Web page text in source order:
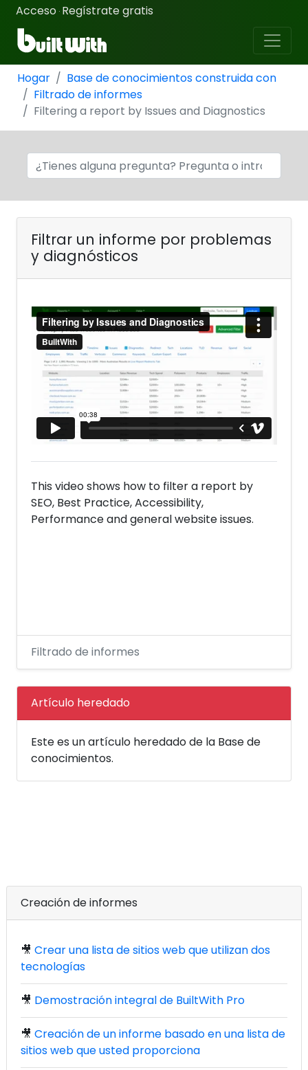
Acceso · Regístrate gratis
Hogar
Base de conocimientos construida con
Filtrado de informes
Filtering a report by Issues and Diagnostics
Filtrar un informe por problemas
y diagnósticos
This video shows how to filter a report by
SEO, Best Practice, Accessibility,
Performance and general website issues.
Filtrado de informes
Artículo heredado
Este es un artículo heredado de la Base de
conocimientos.
Creación de informes
🎥 Crear una lista de sitios web que utilizan dos
tecnologías
🎥 Demostración integral de BuiltWith Pro
🎥 Creación de un informe basado en una lista de
sitios web que usted proporciona